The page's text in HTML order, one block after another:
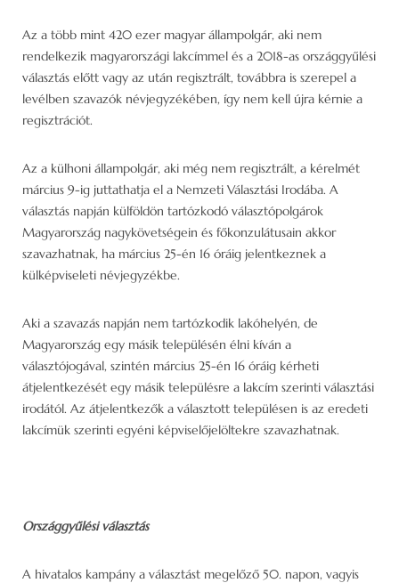
Az a több mint 420 ezer magyar állampolgár, aki nem
rendelkezik magyarországi lakcímmel és a 2018-as országgyűlési
választás előtt vagy az után regisztrált, továbbra is szerepel a
levélben szavazók névjegyzékében, így nem kell újra kérnie a
regisztrációt.
Az a külhoni állampolgár, aki még nem regisztrált, a kérelmét
március 9-ig juttathatja el a Nemzeti Választási Irodába. A
választás napján külföldön tartózkodó választópolgárok
Magyarország nagykövetségein és főkonzulátusain akkor
szavazhatnak, ha március 25-én 16 óráig jelentkeznek a
külképviseleti névjegyzékbe.
Aki a szavazás napján nem tartózkodik lakóhelyén, de
Magyarország egy másik településén élni kíván a
választójogával, szintén március 25-én 16 óráig kérheti
átjelentkezését egy másik településre a lakcím szerinti választási
irodától. Az átjelentkezők a választott településen is az eredeti
lakcímük szerinti egyéni képviselőjelöltekre szavazhatnak.
Országgyűlési választás
A hivatalos kampány a választást megelőző 50. napon, vagyis